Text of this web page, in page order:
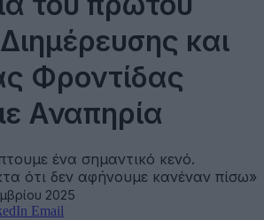
και
Φροντίδας
Αναπηρία
ένα σημαντικό κενό.
ότι δεν αφήνουμε κανέναν πίσω»
2025
Email